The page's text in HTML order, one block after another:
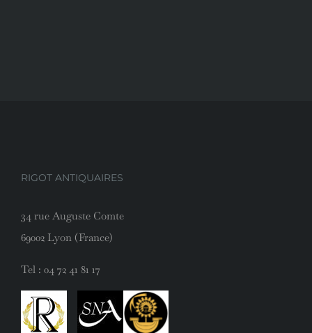
RIGOT ANTIQUAIRES
34 rue Auguste Comte
69002 Lyon (France)
Tel : 04 72 41 81 17